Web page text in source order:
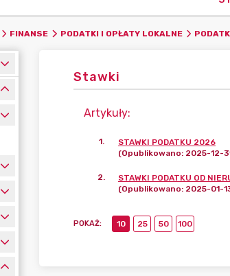
FINANSE PODATKI I OPŁATY LOKALNE
Stawki
Artykuły:
1.
STAWKI PODATKU 2026
(Opublikowano: 2025-12-
2.
STAWKI PODATKU OD
(Opublikowano: 2025-01-
POKAŻ: 10 25 50 100